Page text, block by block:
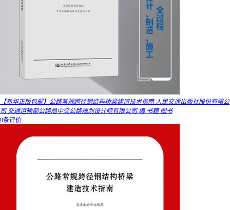
【新华正版包邮】公路常规跨径钢结构桥梁建造技术指南 人民交通出版社股份有限公
司 交通运输部公路局中交公路规划设计院有限公司 编 书籍 图书
0条评价